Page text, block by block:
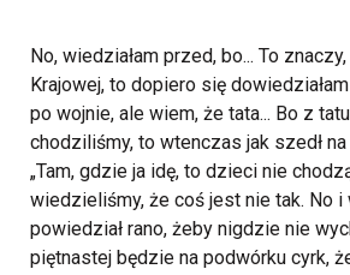
No, wiedziałam przed, bo... To
Krajowej, to dopiero się
po wojnie, ale wiem, że tata... Bo z
chodziliśmy, to wtenczas jak szedł na
„Tam, gdzie ja idę, to dzieci nie
wiedzieliśmy, że coś jest nie tak. No
powiedział rano, żeby nigdzie nie
piętnastej będzie na podwórku cyrk,